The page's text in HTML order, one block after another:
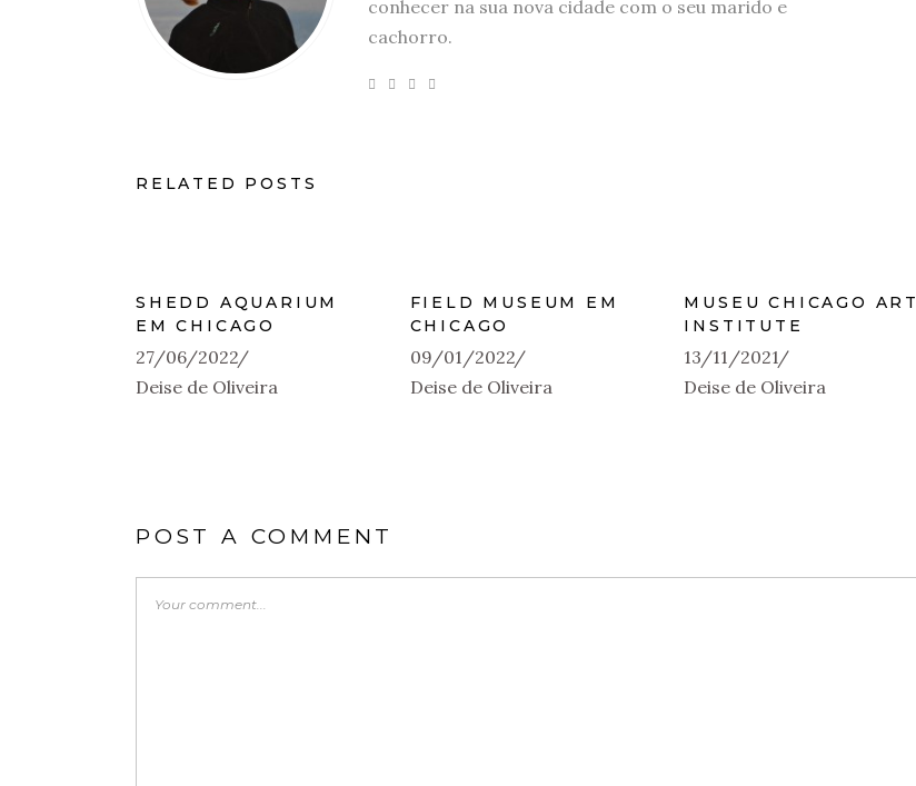
conhecer na sua nova cidade com o seu marido e
cachorro.
RELATED POSTS
SHEDD AQUARIUM
EM CHICAGO
27/06/2022
Deise de Oliveira
FIELD MUSEUM EM
CHICAGO
09/01/2022
Deise de Oliveira
MUSEU CHICAGO ART
INSTITUTE
13/11/2021
Deise de Oliveira
POST A COMMENT